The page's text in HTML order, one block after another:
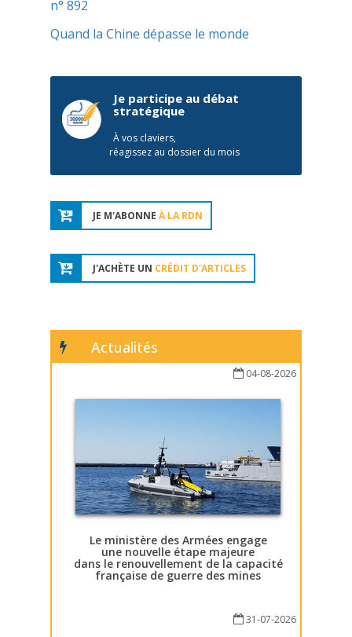
n° 892
Quand la Chine dépasse le monde
Je participe au débat
stratégique
À vos claviers,
réagissez au dossier du mois
JE M'ABONNE À LA RDN
J'ACHÈTE UN CRÉDIT D'ARTICLES
Actualités
04-08-2026
Le ministère des Armées engage
une nouvelle étape majeure
dans le renouvellement de la capacité
française de guerre des mines
31-07-2026